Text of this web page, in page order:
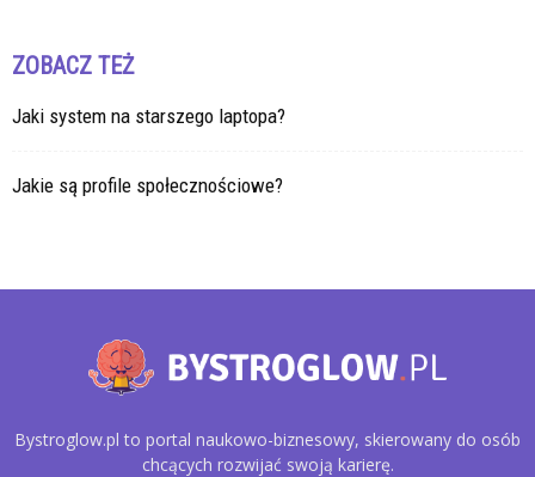
ZOBACZ TEŻ
Jaki system na starszego laptopa?
Jakie są profile społecznościowe?
Bystroglow.pl to portal naukowo-biznesowy, skierowany do osób
chcących rozwijać swoją karierę.